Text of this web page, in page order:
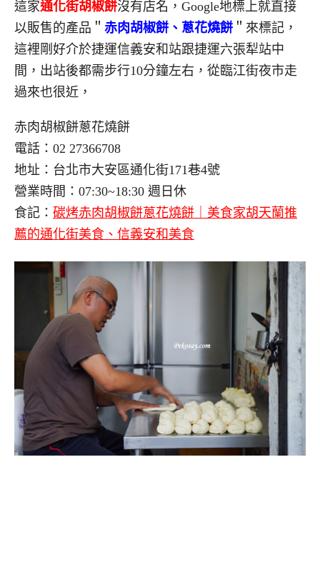
這家通化街胡椒餅沒有店名，Google地標上就直接
以販售的產品＂ 赤肉胡椒餅、蔥花燒餅 ＂來標記，
這裡剛好介於捷運信義安和站跟捷運六張犁站中
間，出站後都需步行10分鐘左右，從臨江街夜市走
過來也很近，
赤肉胡椒餅蔥花燒餅
電話：02 27366708
地址：台北市大安區通化街171巷4號
營業時間：07:30~18:30 週日休
食記： 碳烤赤肉胡椒餅蔥花燒餅｜美食家胡天蘭推
薦的通化街美食、信義安和美食